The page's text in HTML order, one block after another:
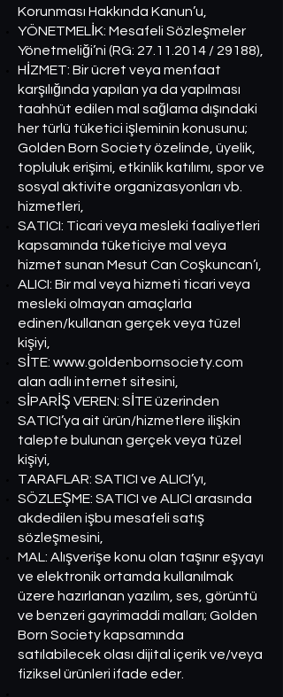
Korunması Hakkında Kanun’u,
YÖNETMELİK: Mesafeli Sözleşmeler
Yönetmeliği’ni (RG: 27.11.2014 / 29188),
HİZMET: Bir ücret veya menfaat
karşılığında yapılan ya da yapılması
taahhüt edilen mal sağlama dışındaki
her türlü tüketici işleminin konusunu;
Golden Born Society özelinde, üyelik,
topluluk erişimi, etkinlik katılımı, spor ve
sosyal aktivite organizasyonları vb.
hizmetleri,
SATICI: Ticari veya mesleki faaliyetleri
kapsamında tüketiciye mal veya
hizmet sunan Mesut Can Coşkuncan’ı,
ALICI: Bir mal veya hizmeti ticari veya
mesleki olmayan amaçlarla
edinen/kullanan gerçek veya tüzel
kişiyi,
SİTE: www.goldenbornsociety.com
alan adlı internet sitesini,
SİPARİŞ VEREN: SİTE üzerinden
SATICI’ya ait ürün/hizmetlere ilişkin
talepte bulunan gerçek veya tüzel
kişiyi,
TARAFLAR: SATICI ve ALICI’yı,
SÖZLEŞME: SATICI ve ALICI arasında
akdedilen işbu mesafeli satış
sözleşmesini,
MAL: Alışverişe konu olan taşınır eşyayı
ve elektronik ortamda kullanılmak
üzere hazırlanan yazılım, ses, görüntü
ve benzeri gayrimaddi malları; Golden
Born Society kapsamında
satılabilecek olası dijital içerik ve/veya
fiziksel ürünleri ifade eder.